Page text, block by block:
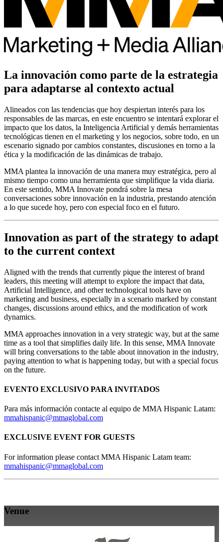
La innovación como parte de la estrategia
para adaptarse al contexto actual
Alineados con las tendencias que hoy despiertan interés para los
responsables de las marcas, en este encuentro se intentará explorar el
impacto que los datos, la Inteligencia Artificial y demás herramientas
tecnológicas tienen en el marketing y los negocios, sobre todo, en un
escenario signado por cambios constantes, discusiones en torno a la
ética y la modificación de las dinámicas de trabajo.
MMA plantea la innovación de una manera muy estratégica, pero al
mismo tiempo como una herramienta que simplifique la vida diaria.
En este sentido, MMA Innovate pondrá sobre la mesa
conversaciones sobre innovación en la industria, prestando atención
a lo que sucede hoy, pero con especial foco en el futuro.
Innovation as part of the strategy to adapt
to the current context
Aligned with the trends that currently pique the interest of brand
leaders, this meeting will attempt to explore the impact that data,
Artificial Intelligence, and other technological tools have on
marketing and business, especially in a scenario marked by constant
changes, discussions around ethics, and the modification of work
dynamics.
MMA approaches innovation in a very strategic way, but at the same
time as a tool that simplifies daily life. In this sense, MMA Innovate
will bring conversations to the table about innovation in the industry,
paying attention to what is happening today, but with a special focus
on the future.
EVENTO EXCLUSIVO PARA INVITADOS
Para más información contacte al equipo de MMA Hispanic Latam:
mmahispanic@mmaglobal.com
EXCLUSIVE EVENT FOR GUESTS
For information please contact MMA Hispanic Latam team:
mmahispanic@mmaglobal.com
Venue